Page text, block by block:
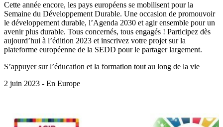
Cette année encore, les pays européens se mobilisent pour la
Semaine du Développement Durable. Une occasion de promouvoir
le développement durable, l’Agenda 2030 et agir ensemble pour un
avenir plus durable. Tous concernés, tous engagés ! Participez dès
aujourd’hui à l’édition 2023 et inscrivez votre projet sur la
plateforme européenne de la SEDD pour le partager largement.
S’appuyer sur l’éducation et la formation tout au long de la vie
2 juin 2023 - En Europe